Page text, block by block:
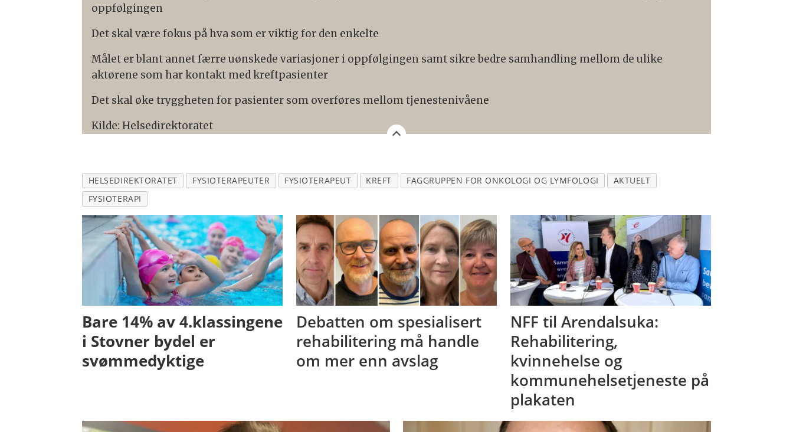
oppfølgingen
Det skal være fokus på hva som er viktig for den enkelte
Målet er blant annet færre uønskede variasjoner i oppfølgingen samt sikre bedre samhandling mellom de ulike
aktørene som har kontakt med kreftpasienter
Det skal øke tryggheten for pasienter som overføres mellom tjenestenivåene
Kilde: Helsedirektoratet
HELSEDIREKTORATET FYSIOTERAPEUTER FYSIOTERAPEUT KREFT FAGGRUPPEN FOR ONKOLOGI OG LYMFOLOGI
AKTUELT
FYSIOTERAPI
Bare 14% av 4.klassingene
i Stovner bydel er
svømmedyktige
Debatten om spesialisert
rehabilitering må handle
om mer enn avslag
NFF til Arendalsuka:
Rehabilitering,
kvinnehelse og
kommunehelsetjeneste på
plakaten